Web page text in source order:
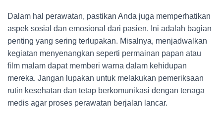
Dalam hal perawatan, pastikan Anda juga memperhatikan
aspek sosial dan emosional dari pasien. Ini adalah bagian
penting yang sering terlupakan. Misalnya, menjadwalkan
kegiatan menyenangkan seperti permainan papan atau
film malam dapat memberi warna dalam kehidupan
mereka. Jangan lupakan untuk melakukan pemeriksaan
rutin kesehatan dan tetap berkomunikasi dengan tenaga
medis agar proses perawatan berjalan lancar.